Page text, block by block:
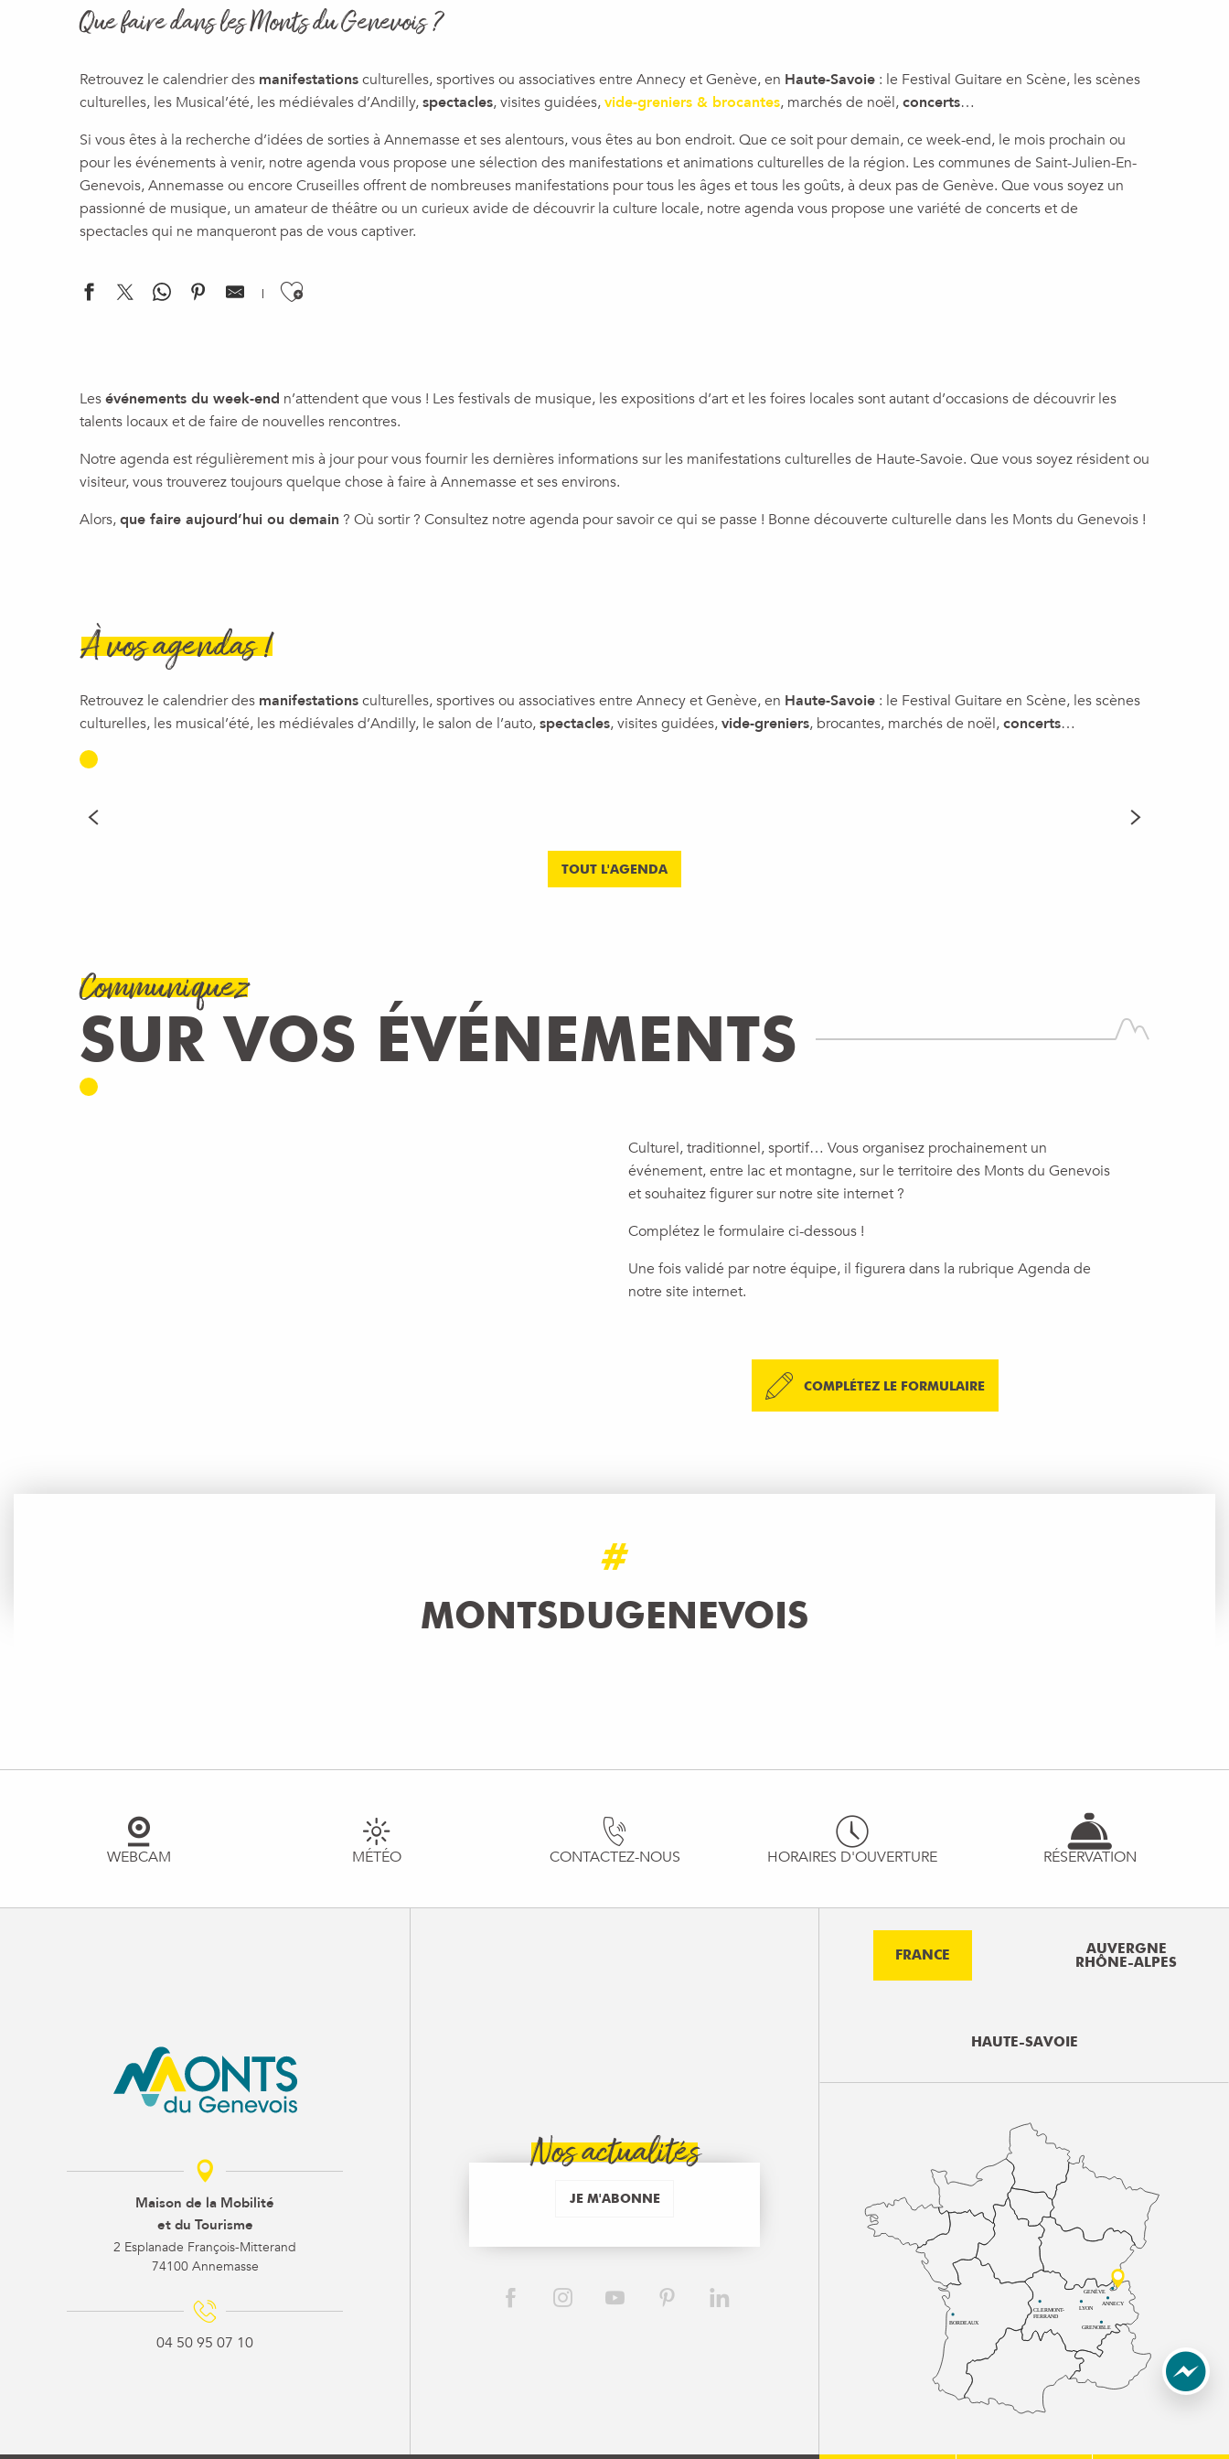
Que faire dans les Monts du Genevois ?
Retrouvez le calendrier des manifestationsculturelles, sportives ou associatives entre Annecy et Genève, en Haute-Savoie : le Festival Guitare en Scène, les scènes
culturelles, les Musical’été, les médiévales d’Andilly,spectacles, visites guidées,vide-greniers & brocantes, marchés de noël,concerts…
Si vous êtes à la recherche d’idées de sorties à Annemasse et ses alentours, vous êtes au bon endroit. Que ce soit pour demain, ce week-end, le mois prochain ou
pour les événements à venir, notre agenda vous propose une sélection des manifestations et animations culturelles de la région. Les communes de Saint-Julien-En-
Genevois, Annemasse ou encore Cruseilles offrent de nombreuses manifestations pour tous les âges et tous les goûts, à deux pas de Genève. Que vous soyez un
passionné de musique, un amateur de théâtre ou un curieux avide de découvrir la culture locale, notre agenda vous propose une variété de concerts et de
spectacles qui ne manqueront pas de vous captiver.
Ajouter aux favoris
Exposition : « La Volière en liberté »
Soirée tropicale
Après-midi jeux de société
Après-midi pool party
Spectacle musicale | Drum Brothers, Les Frères Colle
Lesévénements du week-end n’attendent que vous ! Les festivals de musique, les expositions d’art et les foires locales sont autant d’occasions de découvrir les
talents locaux et de faire de nouvelles rencontres.
Notre agenda est régulièrement mis à jour pour vous fournir les dernières informations sur les manifestations culturelles de Haute-Savoie. Que vous soyez résident ou
visiteur, vous trouverez toujours quelque chose à faire à Annemasse et ses environs.
Alors,que faire aujourd’hui ou demain ? Où sortir ? Consultez notre agenda pour savoir ce qui se passe ! Bonne découverte culturelle dans les Monts du Genevois !
À vos agendas !
Retrouvez le calendrier des manifestationsculturelles, sportives ou associatives entre Annecy et Genève, en Haute-Savoie : le Festival Guitare en Scène, les scènes
culturelles, les musical’été, les médiévales d’Andilly, le salon de l’auto,spectacles, visites guidées,vide-greniers, brocantes, marchés de noël,concerts…
FESTIVAL LES MUSICAL’ÉTÉ À ANNEMASSE : VOS SOIRÉES MUSIQUE DE LA
LIRE LA SUITE
TOUT L'AGENDA
Communiquez
SUR VOS ÉVÉNEMENTS
Culturel, traditionnel, sportif… Vous organisez prochainement un
événement, entre lac et montagne, sur le territoire des Monts du Genevois
et souhaitez figurer sur notre site internet ?
Complétez le formulaire ci-dessous !
Une fois validé par notre équipe, il figurera dans la rubrique Agenda de
notre site internet.
COMPLÉTEZ LE FORMULAIRE
#
MONTSDUGENEVOIS
WEBCAM MÉTÉO CONTACTEZ-NOUS HORAIRES D'OUVERTURE RÉSERVATION
Maison de la Mobilité
et du Tourisme
2 Esplanade François-Mitterand
74100 Annemasse
04 50 95 07 10
Nos actualités
JE M'ABONNE
FRANCE
AUVERGNE
RHÔNE-ALPES
HAUTE-SAVOIE
BORDEAUX
CLERMONT-
FERRAND
LYON
ANNECY
GRENOBLE
GENÈVE